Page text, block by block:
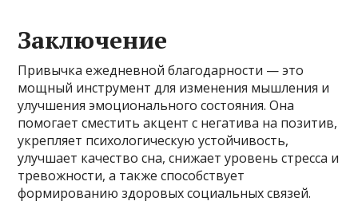
Заключение
Привычка ежедневной благодарности — это
мощный инструмент для изменения мышления и
улучшения эмоционального состояния. Она
помогает сместить акцент с негатива на позитив,
укрепляет психологическую устойчивость,
улучшает качество сна, снижает уровень стресса и
тревожности, а также способствует
формированию здоровых социальных связей.